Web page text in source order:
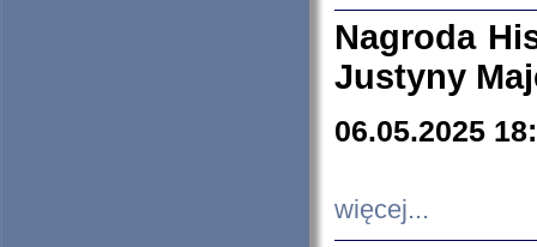
Nagroda
Justyny
06.05.2025
więcej...